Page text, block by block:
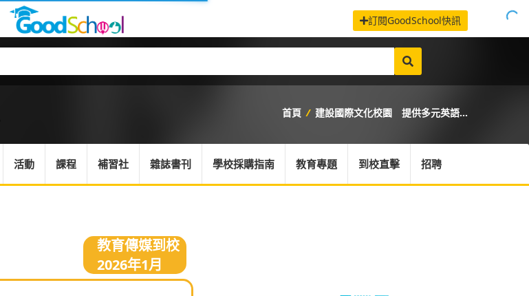
訂閱GoodSchool快訊
首頁 / 建設國際文化校園 提供多元英語...
活動 課程 補習社 雜誌書刊 學校採購指南 教育專題 到校直擊 招聘
教育傳媒到校
2026年1月